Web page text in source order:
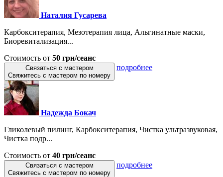
Наталия Гусарева
Карбокситерапия, Мезотерапия лица, Альгинатные маски,
Биоревитализация...
Стоимость от 50 грн/сеанс
Связаться с мастером
Свяжитесь с мастером по номеру
подробнее
Надежда Бокач
Гликолевый пилинг, Карбокситерапия, Чистка ультразвуковая,
Чистка подр...
Стоимость от 40 грн/сеанс
Связаться с мастером
Свяжитесь с мастером по номеру
подробнее